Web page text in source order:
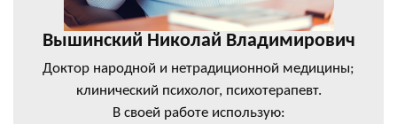
Вышинский Николай Владимирович
Доктор народной и нетрадиционной медицины;
клинический психолог, психотерапевт.
В своей работе использую: